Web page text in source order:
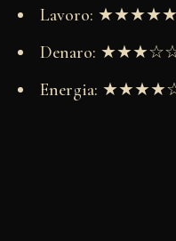
Lavoro: ★★★★★
Denaro:
Energia: